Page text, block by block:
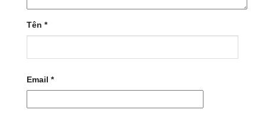
Tên *
Email *